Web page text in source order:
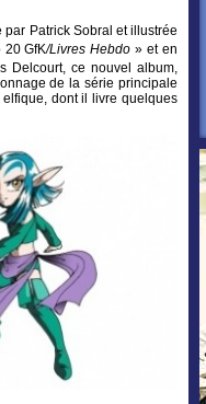
Patrick Sobral et illustrée
20 GfK/Livres Hebdo» et en
Delcourt, ce nouvel album,
de la série principale
dont il livre quelques